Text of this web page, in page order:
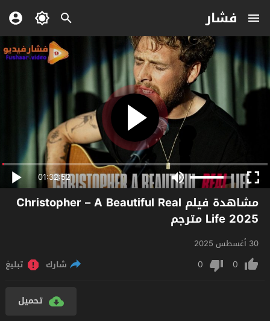
فشار
01:32:52
مشاهدة فيلم Christopher – A Beautiful Real
Life 2025 مترجم
30 أغسطس 2025
0
0 شارك تبليغ
تحميل